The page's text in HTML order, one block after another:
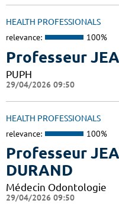
HEALTH PROFESSIONALS
relevance: 100%
Professeur
PUPH
29/04/2026 09:50
HEALTH PROFESSIONALS
relevance: 100%
Professeur
DURAND
Médecin Odontologie
29/04/2026 09:50